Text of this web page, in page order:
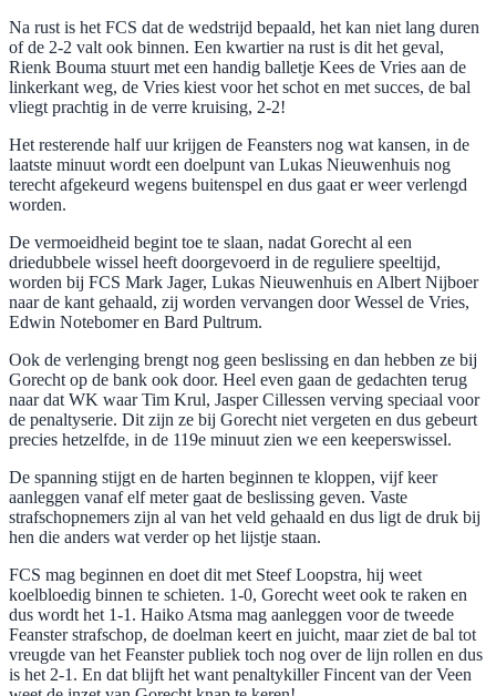
Na rust is het FCS dat de wedstrijd bepaald, het kan niet lang duren
of de 2-2 valt ook binnen. Een kwartier na rust is dit het geval,
Rienk Bouma stuurt met een handig balletje Kees de Vries aan de
linkerkant weg, de Vries kiest voor het schot en met succes, de bal
vliegt prachtig in de verre kruising, 2-2!
Het resterende half uur krijgen de Feansters nog wat kansen, in de
laatste minuut wordt een doelpunt van Lukas Nieuwenhuis nog
terecht afgekeurd wegens buitenspel en dus gaat er weer verlengd
worden.
De vermoeidheid begint toe te slaan, nadat Gorecht al een
driedubbele wissel heeft doorgevoerd in de reguliere speeltijd,
worden bij FCS Mark Jager, Lukas Nieuwenhuis en Albert Nijboer
naar de kant gehaald, zij worden vervangen door Wessel de Vries,
Edwin Notebomer en Bard Pultrum.
Ook de verlenging brengt nog geen beslissing en dan hebben ze bij
Gorecht op de bank ook door. Heel even gaan de gedachten terug
naar dat WK waar Tim Krul, Jasper Cillessen verving speciaal voor
de penaltyserie. Dit zijn ze bij Gorecht niet vergeten en dus gebeurt
precies hetzelfde, in de 119e minuut zien we een keeperswissel.
De spanning stijgt en de harten beginnen te kloppen, vijf keer
aanleggen vanaf elf meter gaat de beslissing geven. Vaste
strafschopnemers zijn al van het veld gehaald en dus ligt de druk bij
hen die anders wat verder op het lijstje staan.
FCS mag beginnen en doet dit met Steef Loopstra, hij weet
koelbloedig binnen te schieten. 1-0, Gorecht weet ook te raken en
dus wordt het 1-1. Haiko Atsma mag aanleggen voor de tweede
Feanster strafschop, de doelman keert en juicht, maar ziet de bal tot
vreugde van het Feanster publiek toch nog over de lijn rollen en dus
is het 2-1. En dat blijft het want penaltykiller Fincent van der Veen